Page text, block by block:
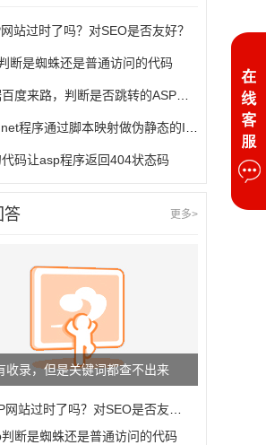
站过时了吗？对SEO是否友好？
断是蜘蛛还是普通访问的代码
度来路，判断是否跳转的ASP程序代码
程序通过脚本映射做伪静态的IIS6.0配置图解
码让asp程序返回404状态码
答 更多>
收录，但是关键词都查不出来
网站过时了吗？对SEO是否友好？
断是蜘蛛还是普通访问的代码